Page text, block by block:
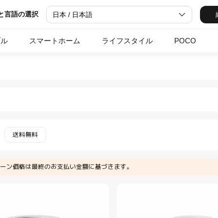
言語の選択 日本 / 日本語
スマートホーム ライフスタイル POCO
送料無料
ン価格は最終のお支払い金額に基づきます。